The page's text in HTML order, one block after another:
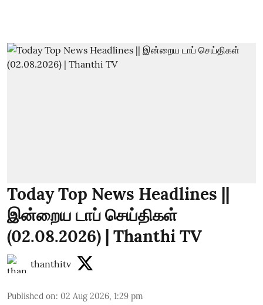
Today Top News Headlines ||
இன்றைய டாப் செய்திகள்
(02.08.2026) | Thanthi TV
thanthitv
Published on: 02 Aug 2026, 1:29 pm